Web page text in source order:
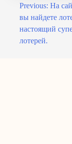
Previous: На
вы найдете
настоящий
лотерей.